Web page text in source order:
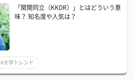
「関関同立（KKDR）」とはどういう意
味？ 知名度や人気は？
#大学トレンド